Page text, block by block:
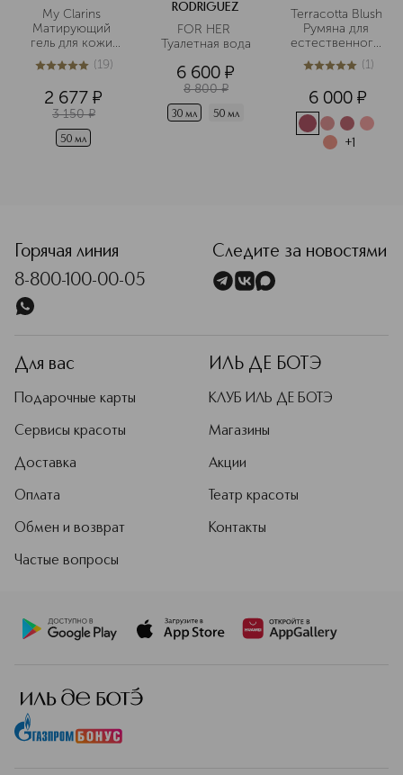
My Clarins
Матирующий
гель для кожи
лица, склонной
к появлению
5из 519 (19)
2 677 ¤
3 150 ¤
50 мл
RODRIGUEZ
FOR HER
Туалетная вода
6 600 ¤
8 800 ¤
30 мл 50 мл
Terracotta Blush
Румяна для
естественного
сияния кожи
5из 51 (1)
6 000 ¤
+1
Горячая линия
8-800-100-00-05
Следите за новостями
Для вас
Подарочные карты
Сервисы красоты
Доставка
Оплата
Обмен и возврат
Частые вопросы
ИЛЬ ДЕ БОТЭ
КЛУБ ИЛЬ ДЕ БОТЭ
Магазины
Акции
Театр красоты
Контакты